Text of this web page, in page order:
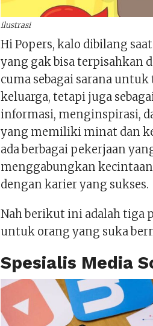
ilustrasi
Hi Popers, kalo dibilang
yang gak bisa terpisahkan
cuma sebagai sarana
keluarga, tetapi juga
informasi, menginspirasi,
yang memiliki minat dan
ada berbagai pekerjaan
menggabungkan
dengan karier yang sukses.
Nah berikut ini adalah tiga
untuk orang yang suka
Spesialis Media